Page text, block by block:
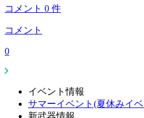
コメント 0 件
コメント
0
イベント情報
サマーイベント(夏休みイ
新武器情報